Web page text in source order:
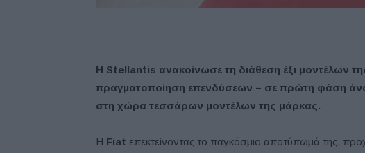
Η Stellantis ανακοίνωσε τη διάθεση έξι μοντέλων
πραγματοποίηση επενδύσεων – σε πρώτη φάση
στη χώρα τεσσάρων μοντέλων της μάρκας.
Η Fiat επεκτείνοντας το παγκόσμιο αποτύπωμά της,